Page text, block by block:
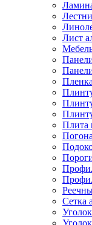
Лист
Плита
Сетка